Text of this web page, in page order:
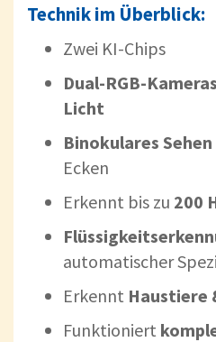
Technik im Überblick:
Zwei KI-Chips
Dual-RGB-
Licht
Binokulares Sehen
Ecken
Erkennt bis zu 200
automatischer
Erkennt Haustiere
Funktioniert